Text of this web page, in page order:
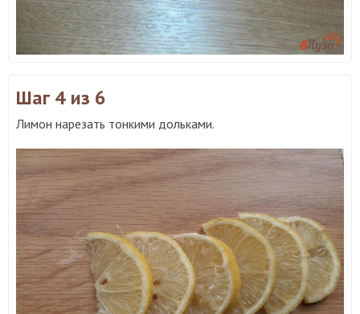
Шаг 4 из 6
Лимон нарезать тонкими дольками.